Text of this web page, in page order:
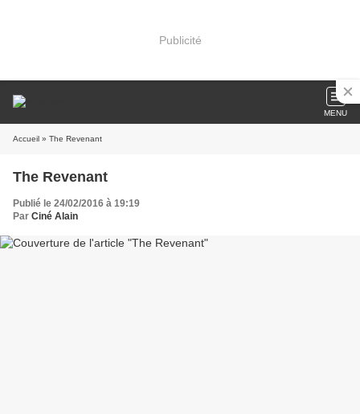
Publicité
MENU
Accueil » The Revenant
The Revenant
Publié le 24/02/2016 à 19:19
Par Ciné Alain